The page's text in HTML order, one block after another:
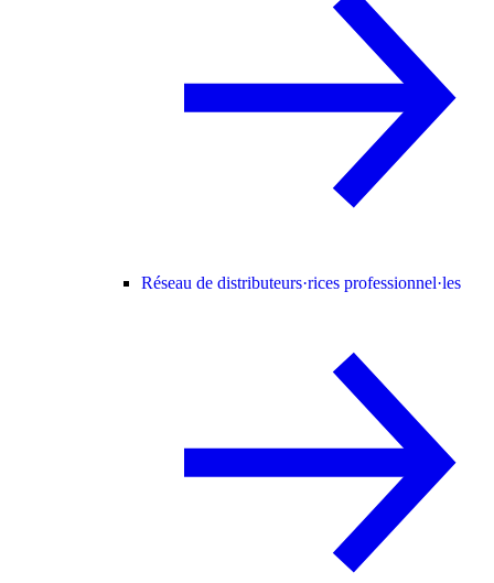
Réseau de distributeurs·rices professionnel·les